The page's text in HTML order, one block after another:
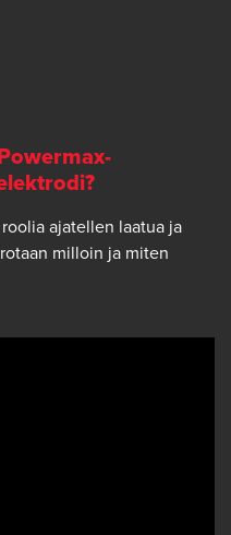
ajatellen laatua ja
milloin ja miten